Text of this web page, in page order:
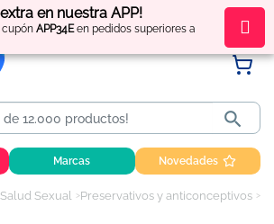
en nuestra APP!
cupón APP34Een pedidos superiores a
y obténpuntos por tus compras

Marcas Novedades
Salud Sexual Preservativos y anticonceptivos